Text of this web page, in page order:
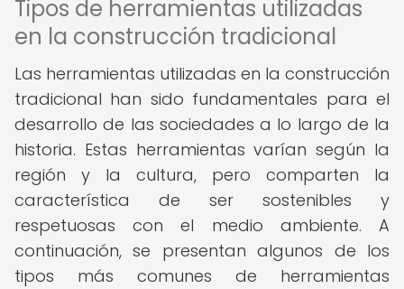
Tipos de herramientas utilizadas
en la construcción tradicional
Las herramientas utilizadas en la construcción
tradicional han sido fundamentales para el
desarrollo de las sociedades a lo largo de la
historia. Estas herramientas varían según la
región y la cultura, pero comparten la
característica de ser sostenibles y
respetuosas con el medio ambiente. A
continuación, se presentan algunos de los
tipos más comunes de herramientas